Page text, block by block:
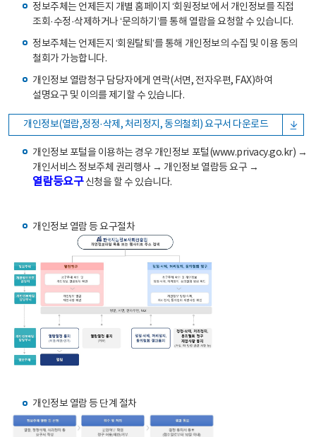
정보주체는 언제든지 개별 홈페이지 ‘회원정보’에서 개인정보를 직접
조회·수정·삭제하거나 ‘문의하기’를 통해 열람을 요청할 수 있습니다.
정보주체는 언제든지 ‘회원탈퇴’를 통해 개인정보의 수집 및 이용 동의
철회가 가능합니다.
개인정보 열람청구 담당자에게 연락(서면, 전자우편, FAX)하여
설명요구 및 이의를 제기할 수 있습니다.
개인정보(열람,정정·삭제, 처리정지, 동의철회) 요구서 다운로드
개인정보 포털을 이용하는 경우 개인정보 포털(www.privacy.go.kr) →
개인서비스 정보주체 권리행사 → 개인정보 열람등 요구 →
열람등요구신청을 할 수 있습니다.
개인정보 열람 등 요구절차
개인정보 열람 등 단계 절차